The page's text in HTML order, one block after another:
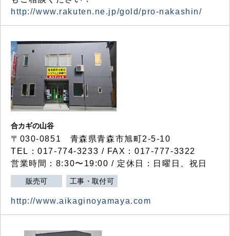
http://www.rakuten.ne.jp/gold/pro-nakashin/
合カギの山谷
〒030-0851 青森県青森市旭町2-5-10
TEL：017-774-3233 / FAX：017-777-3322
営業時間：8:30〜19:00 / 定休日：日曜日、祝日
販売可 工事・取付可
http://www.aikaginoyamaya.com